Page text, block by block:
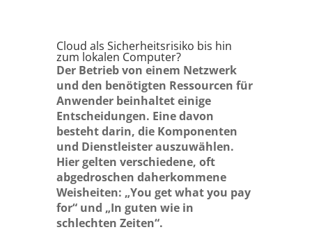
Cloud als Sicherheitsrisiko bis hin
zum lokalen Computer?
Der Betrieb von einem Netzwerk
und den benötigten Ressourcen für
Anwender beinhaltet einige
Entscheidungen. Eine davon
besteht darin, die Komponenten
und Dienstleister auszuwählen.
Hier gelten verschiedene, oft
abgedroschen daherkommene
Weisheiten: „You get what you pay
for“ und „In guten wie in
schlechten Zeiten“.